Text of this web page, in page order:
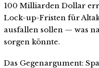
100 Milliarden Dollar
Lock-up-Fristen für
ausfallen sollen — was
sorgen könnte.
Das Gegenargument: